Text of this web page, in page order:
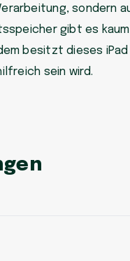
sondern
gibt es
besitzt dieses iPad
sein wird.